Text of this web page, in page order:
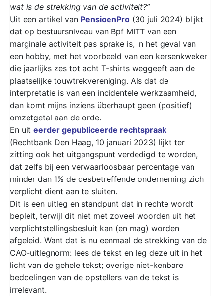
wat is de strekking van de activiteit?”
Uit een artikel van PensioenPro (30 juli 2024) blijkt
dat op bestuursniveau van Bpf MITT van een
marginale activiteit pas sprake is, in het geval van
een hobby, met het voorbeeld van een kersenkweker
die jaarlijks zes tot acht T-shirts weggeeft aan de
plaatselijke touwtrekvereniging. Als dat de
interpretatie is van een incidentele werkzaamheid,
dan komt mijns inziens überhaupt geen (positief)
omzetgetal aan de orde.
En uit eerder gepubliceerde rechtspraak
(Rechtbank Den Haag, 10 januari 2023) lijkt ter
zitting ook het uitgangspunt verdedigd te worden,
dat zelfs bij een verwaarloosbaar percentage van
minder dan 1% de desbetreffende onderneming zich
verplicht dient aan te sluiten.
Dit is een uitleg en standpunt dat in rechte wordt
bepleit, terwijl dit niet met zoveel woorden uit het
verplichtstellingsbesluit kan (en mag) worden
afgeleid. Want dat is nu eenmaal de strekking van de
CAO-uitlegnorm: lees de tekst en leg deze uit in het
licht van de gehele tekst; overige niet-kenbare
bedoelingen van de opstellers van de tekst is
irrelevant.